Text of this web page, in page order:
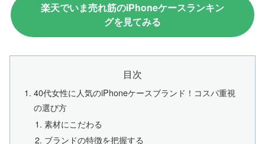
楽天でいま売れ筋のiPhoneケースランキン
グを見てみる
目次
40代女性に人気のiPhoneケースブランド！コスパ重視
の選び方
素材にこだわる
ブランドの特徴を把握する